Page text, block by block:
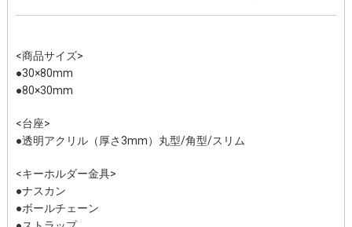
<商品サイズ>
●30×80mm
●80×30mm
<台座>
●透明アクリル（厚さ3mm）丸型/角型/スリム
<キーホルダー金具>
●ナスカン
●ボールチェーン